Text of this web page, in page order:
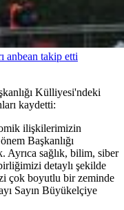
anbean takip etti
Külliyesi'ndeki
kaydetti:
ilişkilerimizin
Başkanlığı
Ayrıca sağlık, bilim, siber
detaylı şekilde
çok boyutlu bir zeminde
Sayın Büyükelçiye